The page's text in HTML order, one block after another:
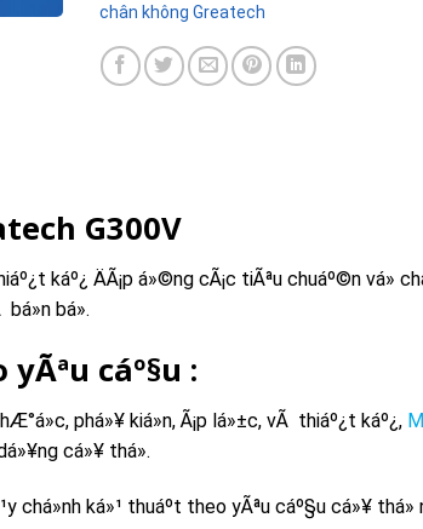
chân không Greatech
G300V
káº¿ ÄÃ¡p á»©ng cÃ¡c tiÃªu chuáº©n vá»
bá».
cáº§u :
phá»¥ kiá»n, Ã¡p lá»±c, vÃ thiáº¿t káº¿,
cá»¥ thá».
chá»nh ká»¹ thuáº­t theo yÃªu cáº§u cá»¥